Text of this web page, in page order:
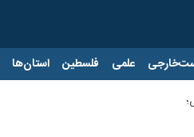
علمی فلسطین استان‌ها